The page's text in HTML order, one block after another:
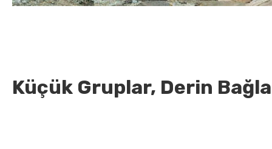
Küçük Gruplar, Derin